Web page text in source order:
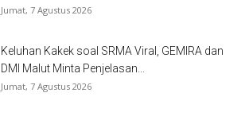
Jumat, 7 Agustus 2026
Keluhan Kakek soal SRMA Viral, GEMIRA dan
DMI Malut Minta Penjelasan...
Jumat, 7 Agustus 2026